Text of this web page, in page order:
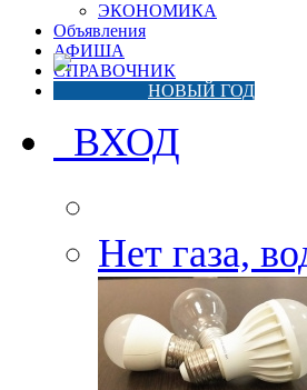
ЭКОНОМИКА
Объявления
АФИША
СПРАВОЧНИК
НОВЫЙ ГОД
ВХОД
Нет газа,